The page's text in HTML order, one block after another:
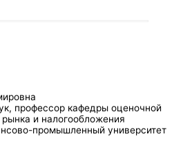
профессор кафедры оценочной
и налогообложения
промышленный университет